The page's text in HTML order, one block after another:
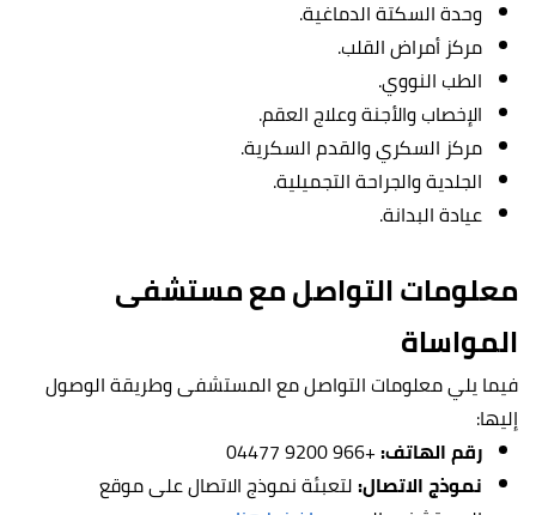
وحدة السكتة الدماغية.
مركز أمراض القلب.
الطب النووي.
الإخصاب والأجنة وعلاج العقم.
مركز السكري والقدم السكرية.
الجلدية والجراحة التجميلية.
عيادة البدانة.
معلومات التواصل مع مستشفى
المواساة
فيما يلي معلومات التواصل مع المستشفى وطريقة الوصول
إليها:
رقم الهاتف:+966 9200 04477
نموذج الاتصال:لتعبئة نموذج الاتصال على موقع